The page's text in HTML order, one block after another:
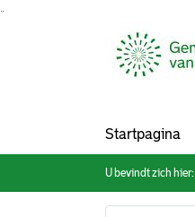
Startpagina
U bevindt zich hier: